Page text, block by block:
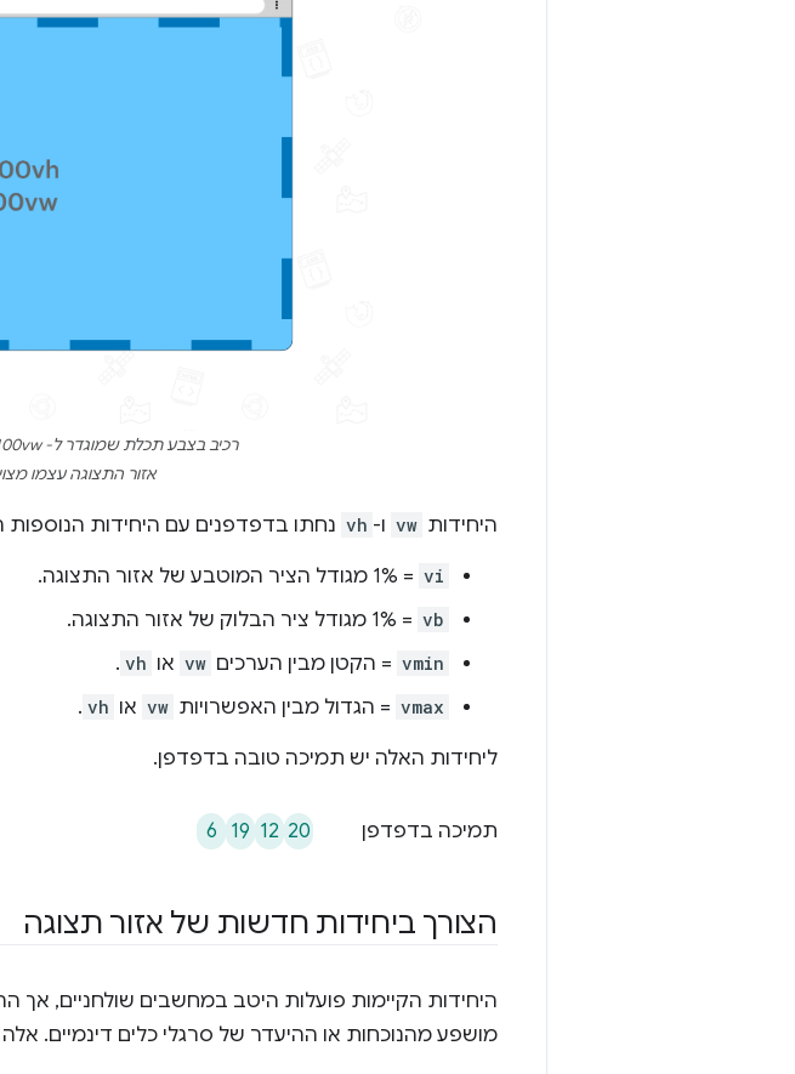
רכיב בצבע תכלת שמוגדר ל- 100vw על 100vh, שמכסה את כל אזור התצוגה.
אזור התצוגה עצמו
היחידות vw ו- vh נחתו בדפדפנים עם היחידות הנוספות
vi = 1% מגודל הציר המוטבע של אזור התצוגה.
vb = 1% מגודל ציר הבלוק של אזור התצוגה.
vmin = הקטן מבין הערכים vw או vh
.
vmax = הגדול מבין האפשרויות vw או vh
.
ליחידות האלה יש תמיכה טובה בדפדפן.
תמיכה בדפדפן 20
12
19
6
הצורך ביחידות חדשות של אזור תצוגה
היחידות הקיימות פועלות היטב במחשבים שולחניים, אך
מושפע מהנוכחות או ההיעדר של סרגלי כלים דינמיים.